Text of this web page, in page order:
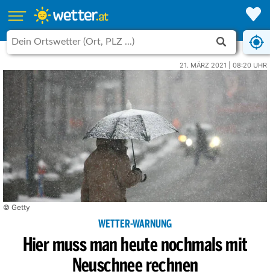
21. MÄRZ 2021 | 08:20 UHR
© Getty
WETTER-WARNUNG
Hier muss man heute nochmals mit
Neuschnee rechnen